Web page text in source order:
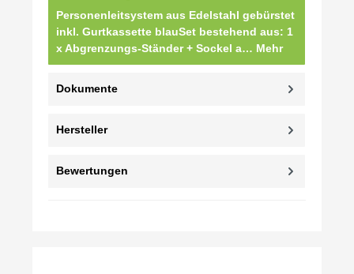
Personenleitsystem aus Edelstahl gebürstet
inkl. Gurtkassette blauSet bestehend aus: 1
x Abgrenzungs-Ständer + Sockel a… Mehr
Dokumente
Hersteller
Bewertungen